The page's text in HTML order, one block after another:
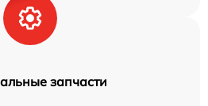
запчасти